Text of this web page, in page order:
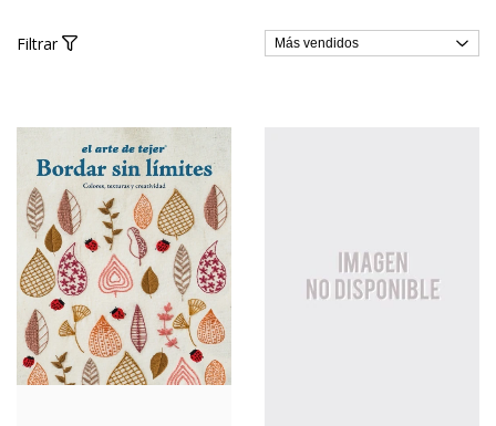
Filtrar